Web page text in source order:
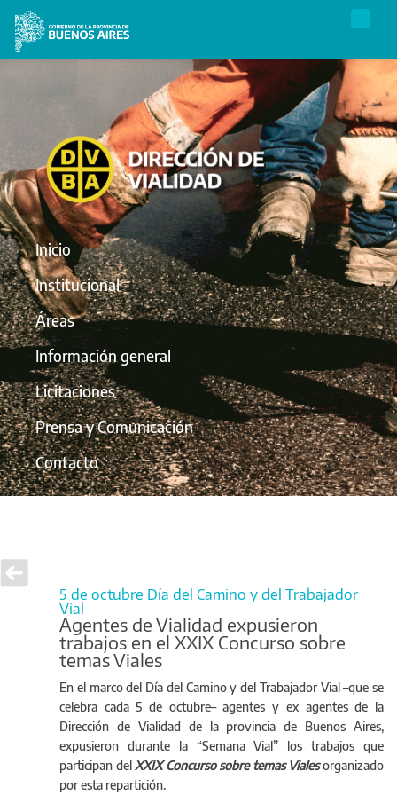
Inicio
Institucional
Áreas
Información general
Licitaciones
Prensa y Comunicación
Contacto
5 de octubre Día del Camino y del Trabajador
Vial
Agentes de Vialidad expusieron
trabajos en el XXIX Concurso sobre
temas Viales
En el marco del Día del Camino y del Trabajador Vial –que se
celebra cada 5 de octubre– agentes y ex agentes de la
Dirección de Vialidad de la provincia de Buenos Aires,
expusieron durante la “Semana Vial” los trabajos que
participan del XXIX Concurso sobre temas Vialesorganizado
por esta repartición.